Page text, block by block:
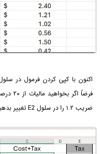
اکنون با کپی کردن فرمول در
ضریب ۱.۲ را در سلول E2 تغییر بدهید.